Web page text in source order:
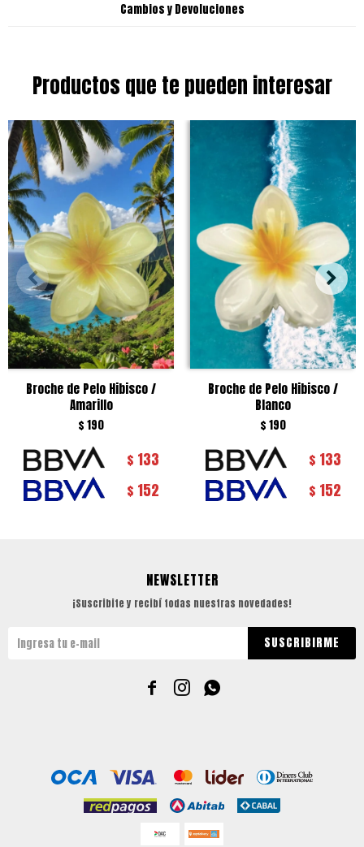
Cambios y Devoluciones
Productos que te pueden interesar
Broche de Pelo Hibisco /
Amarillo
$190
$ 133
$ 152
Broche de Pelo Hibisco /
Blanco
$190
$ 133
$ 152
NEWSLETTER
¡Suscribite y recibí todas nuestras novedades!
SUSCRIBIRME
  